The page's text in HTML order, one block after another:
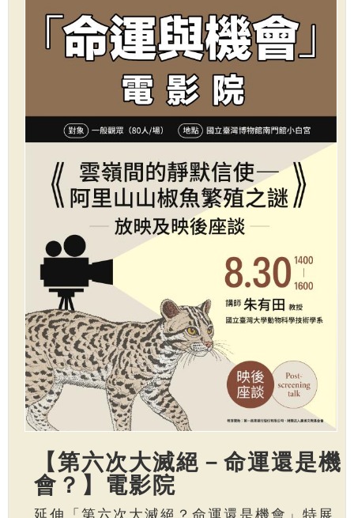
【第六次大滅絕－命運還是機
會？】電影院
延伸「第六次大滅絕？命運還是機會」特展